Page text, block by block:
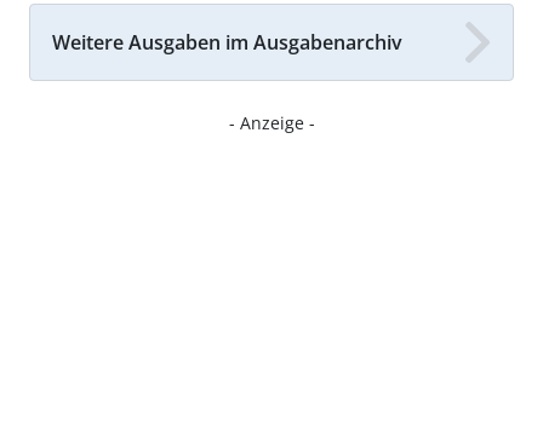
Weitere Ausgaben im Ausgabenarchiv
- Anzeige -